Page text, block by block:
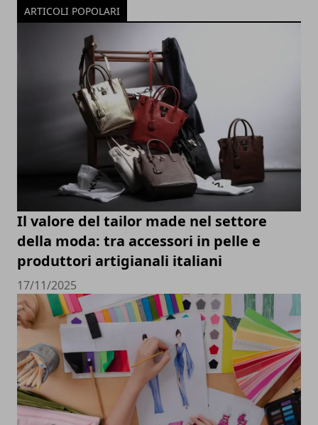
ARTICOLI POPOLARI
Il valore del tailor made nel settore
della moda: tra accessori in pelle e
produttori artigianali italiani
17/11/2025